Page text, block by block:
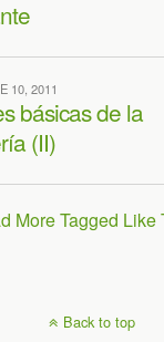
10, 2011
básicas de la
(II)
More Tagged
Back to top